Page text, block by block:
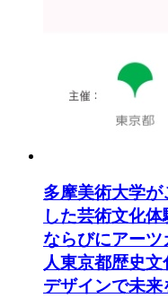
多摩美術大学
した芸術文化
ならびにアー
人東京都歴史
デザインで未